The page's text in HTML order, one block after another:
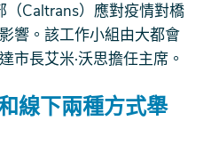
（Caltrans）應對疫情對橋
響。該工作小組由大都會
市長艾米·沃思擔任主席。
線下兩種方式舉